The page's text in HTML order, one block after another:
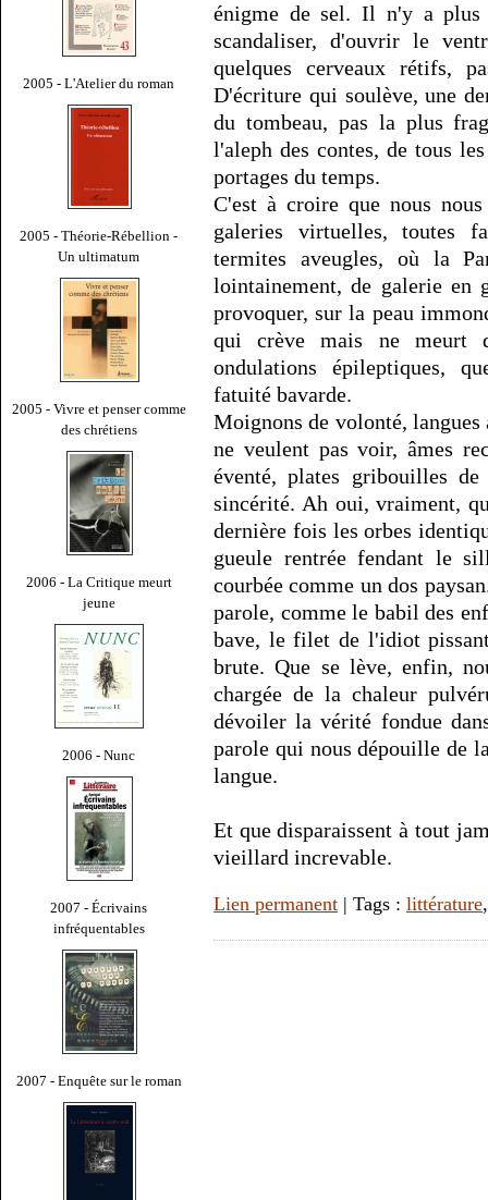
2005 - L'Atelier du roman
2005 - Théorie-Rébellion -
Un ultimatum
2005 - Vivre et penser comme
des chrétiens
2006 - La Critique meurt
jeune
2006 - Nunc
2007 - Écrivains
infréquentables
2007 - Enquête sur le roman
énigme de sel. Il n'y a plus
scandaliser, d'ouvrir le
quelques cerveaux rétifs,
D'écriture qui soulève, une
du tombeau, pas la plus
l'aleph des contes, de tous
portages du temps.
C'est à croire que nous
galeries virtuelles, toutes
termites aveugles, où la
lointainement, de galerie en
provoquer, sur la peau
qui crève mais ne meurt
ondulations épileptiques,
fatuité bavarde.
Moignons de volonté,
ne veulent pas voir, âmes
éventé, plates gribouilles
sincérité. Ah oui, vraiment,
dernière fois les orbes
gueule rentrée fendant le
courbée comme un dos
parole, comme le babil des
bave, le filet de l'idiot
brute. Que se lève, enfin,
chargée de la chaleur
dévoiler la vérité fondue
parole qui nous dépouille de
langue.
Et que disparaissent à tout
vieillard increvable.
Lien permanent | Tags : littérature